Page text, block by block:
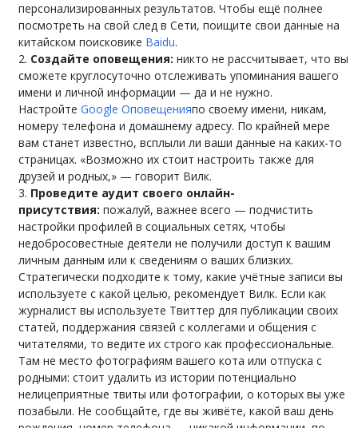
персонализированных результатов. Чтобы ещё полнее
посмотреть на свой след в Сети, поищите свои данные на
китайском поисковике Baidu.
Создайте оповещения: никто не рассчитывает, что вы
сможете круглосуточно отслеживать упоминания вашего
имени и личной информации — да и не нужно.
Настройте Google Оповещенияпо своему имени, никам,
номеру телефона и домашнему адресу. По крайней мере
вам станет известно, всплыли ли ваши данные на каких-то
страницах. «Возможно их стоит настроить также для
друзей и родных,» — говорит Вилк.
Проведите аудит своего онлайн-
присутствия: пожалуй, важнее всего — подчистить
настройки профилей в социальных сетях, чтобы
недобросовестные деятели не получили доступ к вашим
личным данным или к сведениям о ваших близких.
Стратегически подходите к тому, какие учётные записи вы
используете с какой целью, рекомендует Вилк. Если как
журналист вы используете Твиттер для публикации своих
статей, поддержания связей с коллегами и общения с
читателями, то ведите их строго как профессиональные.
Там не место фотографиям вашего кота или отпуска с
родными: стоит удалить из истории потенциально
нелицеприятные твиты или фотографии, о которых вы уже
позабыли. Не сообщайте, где вы живёте, какой ваш день